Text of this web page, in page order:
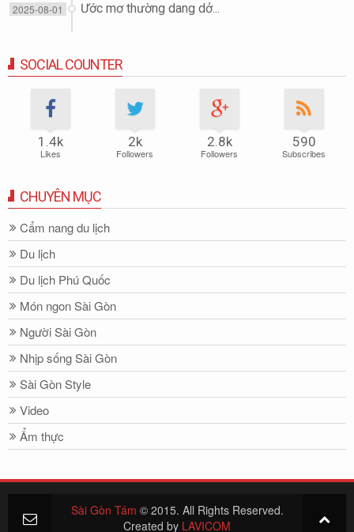
Ước mơ thường dang dở...
2025-08-01
SOCIAL COUNTER
1.4k
Likes
2k
Followers
2.8k
Followers
590
Subscribes
CHUYÊN MỤC
Cẩm nang du lịch
Du lịch
Du lịch Phú Quốc
Món ngon Sài Gòn
Người Sài Gòn
Nhịp sống Sài Gòn
Sài Gòn Style
Video
Ẩm thực
Sài Gòn Tám © 2015. All Rights Reserved.
Created by LAVICOM